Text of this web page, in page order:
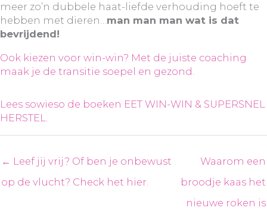
meer zo’n dubbele haat-liefde verhouding hoeft te
hebben met dieren…man man man wat is dat
bevrijdend!
Ook kiezen voor win-win? Met de juiste coaching
maak je de transitie soepel en gezond.
Lees sowieso de boeken EET WIN-WIN & SUPERSNEL
HERSTEL.
← Leef jij vrij? Of ben je onbewust
op de vlucht? Check het hier.
Waarom een
broodje kaas het
nieuwe roken is